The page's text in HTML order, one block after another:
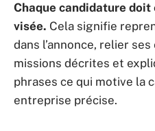
Chaque candidature doit
visée. Cela signifie
dans l’annonce, relier
missions décrites et
phrases ce qui motive la
entreprise précise.